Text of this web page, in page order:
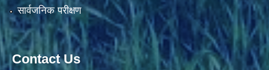
सार्वजनिक परीक्षण
Contact Us